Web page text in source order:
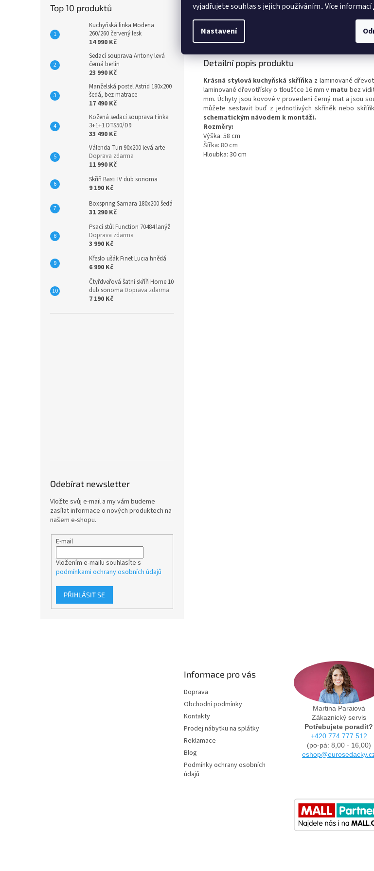
vyjadřujete souhlas s jejich používáním.. Více informací
Nastavení
Top 10 produktů
Kuchyňská linka Modena
260/260 červený lesk
14 990 Kč
Sedací souprava Antony levá
černá berlin
23 990 Kč
Manželská postel Astrid 180x200
šedá, bez matrace
17 490 Kč
Kožená sedací souprava Finka
3+1+1 DTS50/D9
33 490 Kč
Válenda Turi 90x200 levá arte
Doprava zdarma
11 990 Kč
Skříň Basti IV dub sonoma
9 190 Kč
Boxspring Samara 180x200 šedá
31 290 Kč
Psací stůl Function 70484 lanýž
Doprava zdarma
3 990 Kč
Křeslo ušák Finet Lucia hnědá
6 990 Kč
Čtyřdveřová šatní skříň Home 10
dub sonoma Doprava zdarma
7 190 Kč
Odebírat newsletter
Vložte svůj e-mail a my vám budeme
zasílat informace o nových produktech na
našem e-shopu.
E-mail
Vložením e-mailu souhlasíte s
podmínkami ochrany osobních údajů
PŘIHLÁSIT SE
Popis
Detailní popis produktu
Krásná stylová kuchyňská skříňka z laminované
laminované dřevotřísky o tloušťce 16 mm v matu bez
mm. Úchyty jsou kovové v provedení černý mat a jsou
můžete sestavit buď z jednotlivých skříněk nebo
schematickým návodem k montáži.
Rozměry:
Výška: 58 cm
Šířka: 80 cm
Hloubka: 30 cm
Informace pro vás
Doprava
Obchodní podmínky
Kontakty
Prodej nábytku na splátky
Reklamace
Blog
Podmínky ochrany osobních
údajů
Martina Paraiová
Zákaznický servis
Potřebujete poradit?
+420 774 777 512
(po-pá: 8,00 - 16,00)